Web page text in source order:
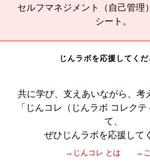
セルフマネジメント（自己管理
シート。
じんラボを応援してく
共に学び、支えあいながら、考
「じんコレ（じんラボ コレク
て、
ぜひじんラボを応援して
→じんコレ とは →